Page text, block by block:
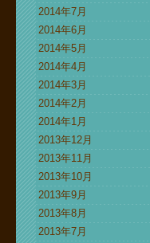
2014年7月
2014年6月
2014年5月
2014年4月
2014年3月
2014年2月
2014年1月
2013年12月
2013年11月
2013年10月
2013年9月
2013年8月
2013年7月